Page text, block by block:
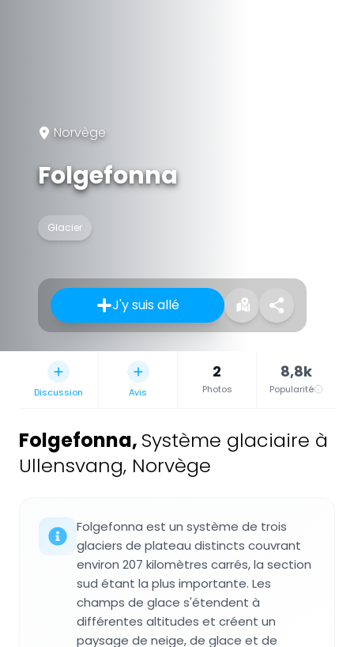
Norvège
Folgefonna
Glacier
J'y suis allé
Discussion Avis
2
Photos
8,8k
Popularité
Folgefonna, Système glaciaire à
Ullensvang, Norvège
Folgefonna est un système de trois
glaciers de plateau distincts couvrant
environ 207 kilomètres carrés, la section
sud étant la plus importante. Les
champs de glace s'étendent à
différentes altitudes et créent un
paysage de neige, de glace et de